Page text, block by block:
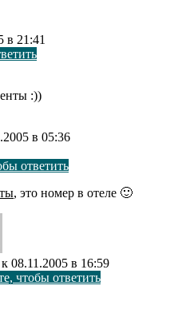
в 21:41
:))
в 05:36
ответить
, это номер в отеле 🙂
к 08.11.2005 в 16:59
чтобы ответить